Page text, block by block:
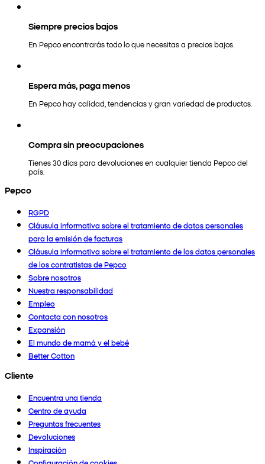
Siempre precios bajos
En Pepco encontrarás todo lo que necesitas a precios bajos.
Espera más, paga menos
En Pepco hay calidad, tendencias y gran variedad de productos.
Compra sin preocupaciones
Tienes 30 días para devoluciones en cualquier tienda Pepco del
país.
Pepco
RGPD
Cláusula informativa sobre el tratamiento de datos personales
para la emisión de facturas
Cláusula informativa sobre el tratamiento de los datos personales
de los contratistas de Pepco
Sobre nosotros
Nuestra responsabilidad
Empleo
Contacta con nosotros
Expansión
El mundo de mamá y el bebé
Better Cotton
Cliente
Encuentra una tienda
Centro de ayuda
Preguntas frecuentes
Devoluciones
Inspiración